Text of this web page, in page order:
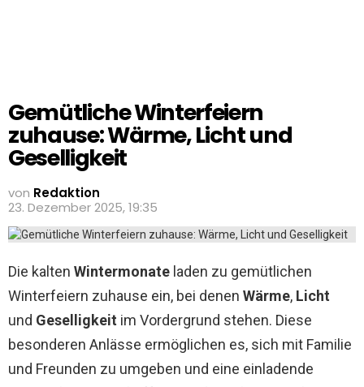
Gemütliche Winterfeiern
zuhause: Wärme, Licht und
Geselligkeit
von Redaktion
23. Dezember 2025, 19:35
Die kalten Wintermonate laden zu gemütlichen
Winterfeiern zuhause ein, bei denen Wärme, Licht
und Geselligkeit im Vordergrund stehen. Diese
besonderen Anlässe ermöglichen es, sich mit Familie
und Freunden zu umgeben und eine einladende